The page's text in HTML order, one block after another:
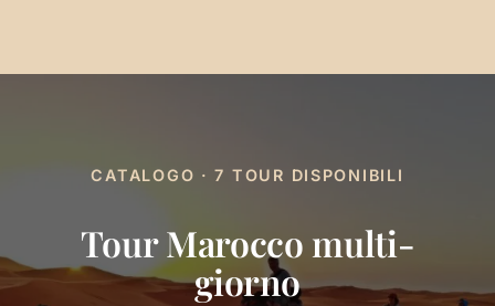
CATALOGO · 7 TOUR DISPONIBILI
Tour Marocco multi-
giorno